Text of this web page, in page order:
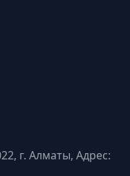
г. Алматы, Адрес: